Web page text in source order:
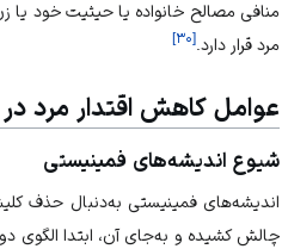
منافی مصالح خانواده یا حیثیت خود یا
مرد قرار دارد.[۳۰]
عوامل کاهش اقتدار مرد در
شیوع‌ اندیشه‌‏های فمینیستی
اندیشه‏‌های فمینیستی به‌‏دنبال حذف
چالش کشیده و به‌‏جای آن، ابتدا الگوی